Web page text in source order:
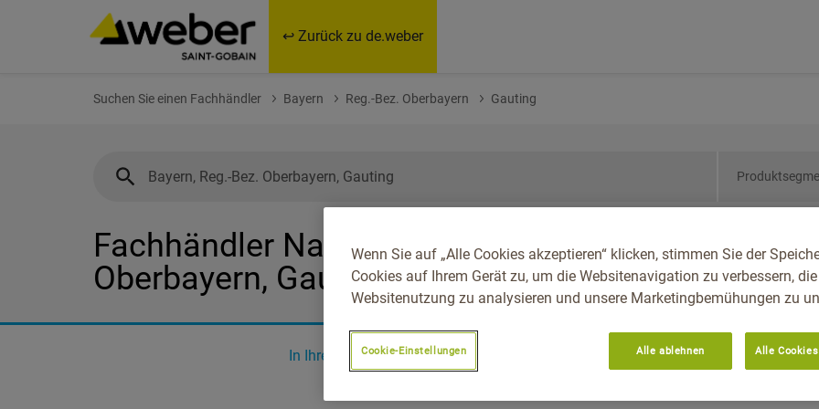
↩ Zurück zu de.weber
Suchen Sie einen Fachhändler Bayern Reg.-Bez. Oberbayern Gauting
Fachhändler Nahe Bayern, Reg.-Bez.
Oberbayern, Gauting
In Ihrer Nähe 0
Wenn Sie auf „Alle Cookies akzeptieren“ klicken, stimmen Sie der
Cookies auf Ihrem Gerät zu, um die Websitenavigation zu verbessern, die
Websitenutzung zu analysieren und unsere Marketingbemühungen zu
Cookie-Einstellungen Alle ablehnen Alle